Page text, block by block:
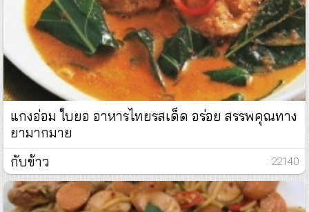
แกงอ่อม ใบยอ อาหารไทยรสเด็ด อร่อย สรรพคุณทาง
ยามากมาย
กับข้าว
: 22140